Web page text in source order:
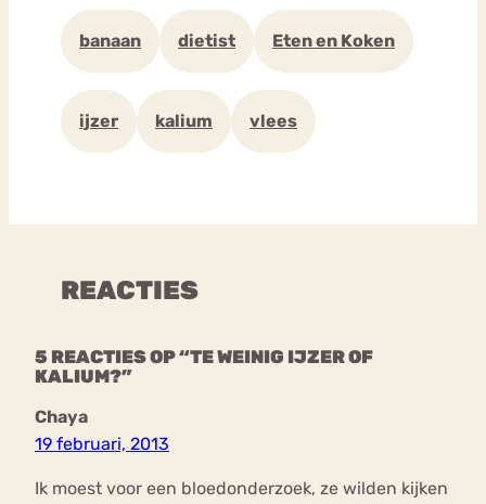
banaan dietist Eten en Koken
ijzer kalium vlees
REACTIES
5 REACTIES OP “TE WEINIG IJZER OF
KALIUM?”
Chaya
19 februari, 2013
Ik moest voor een bloedonderzoek, ze wilden kijken